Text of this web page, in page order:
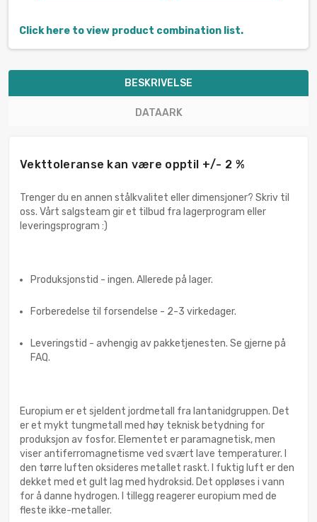
Click here to view product combination list.
BESKRIVELSE
DATAARK
Vekttoleranse kan være opptil +/- 2 %
Trenger du en annen stålkvalitet eller dimensjoner? Skriv til
oss. Vårt salgsteam gir et tilbud fra lagerprogram eller
leveringsprogram :)
Produksjonstid - ingen. Allerede på lager.
Forberedelse til forsendelse - 2-3 virkedager.
Leveringstid - avhengig av pakketjenesten. Se gjerne på
FAQ.
Europium er et sjeldent jordmetall fra lantanidgruppen. Det
er et mykt tungmetall med høy teknisk betydning for
produksjon av fosfor. Elementet er paramagnetisk, men
viser antiferromagnetisme ved svært lave temperaturer. I
den tørre luften oksideres metallet raskt. I fuktig luft er den
dekket med et gult lag med hydroksid. Det oppløses i vann
for å danne hydrogen. I tillegg reagerer europium med de
fleste ikke-metaller.